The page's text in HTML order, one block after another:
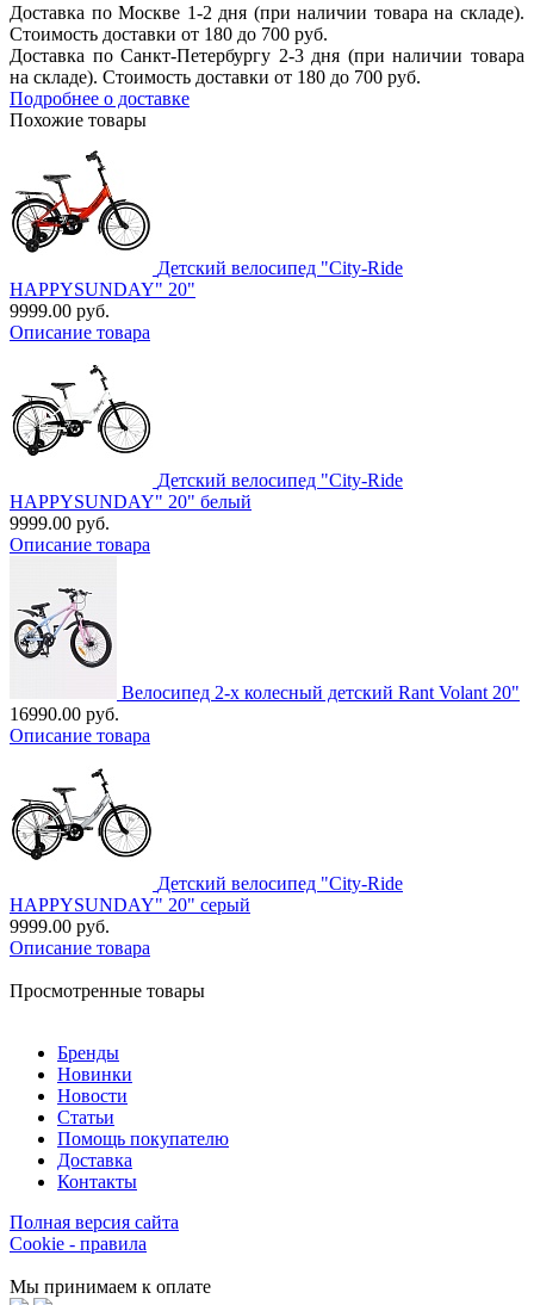
Доставка по Москве 1-2 дня (при наличии товара на складе).
Стоимость доставки от 180 до 700 руб.
Доставка по Санкт-Петербургу 2-3 дня (при наличии товара
на складе). Стоимость доставки от 180 до 700 руб.
Подробнее о доставке
Похожие товары
Детский велосипед "City-Ride
HAPPYSUNDAY" 20"
9999.00 руб.
Описание товара
Детский велосипед "City-Ride
HAPPYSUNDAY" 20" белый
9999.00 руб.
Описание товара
Велосипед 2-х колесный детский Rant Volant 20"
16990.00 руб.
Описание товара
Детский велосипед "City-Ride
HAPPYSUNDAY" 20" серый
9999.00 руб.
Описание товара
Просмотренные товары
Бренды
Новинки
Новости
Статьи
Помощь покупателю
Доставка
Контакты
Полная версия сайта
Cookie - правила
Мы принимаем к оплате